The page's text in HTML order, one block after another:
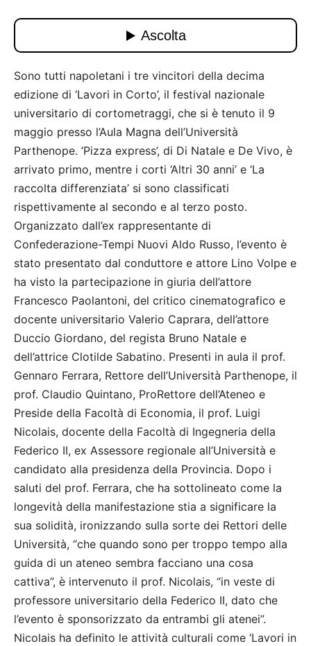
Sono tutti napoletani i tre vincitori della decima
edizione di ‘Lavori in Corto’, il festival nazionale
universitario di cortometraggi, che si è tenuto il 9
maggio presso l’Aula Magna dell’Università
Parthenope. ‘Pizza express’, di Di Natale e De Vivo, è
arrivato primo, mentre i corti ‘Altri 30 anni’ e ‘La
raccolta differenziata’ si sono classificati
rispettivamente al secondo e al terzo posto.
Organizzato dall’ex rappresentante di
Confederazione-Tempi Nuovi Aldo Russo, l’evento è
stato presentato dal conduttore e attore Lino Volpe e
ha visto la partecipazione in giuria dell’attore
Francesco Paolantoni, del critico cinematografico e
docente universitario Valerio Caprara, dell’attore
Duccio Giordano, del regista Bruno Natale e
dell’attrice Clotilde Sabatino. Presenti in aula il prof.
Gennaro Ferrara, Rettore dell’Università Parthenope, il
prof. Claudio Quintano, ProRettore dell’Ateneo e
Preside della Facoltà di Economia, il prof. Luigi
Nicolais, docente della Facoltà di Ingegneria della
Federico II, ex Assessore regionale all’Università e
candidato alla presidenza della Provincia. Dopo i
saluti del prof. Ferrara, che ha sottolineato come la
longevità della manifestazione stia a significare la
sua solidità, ironizzando sulla sorte dei Rettori delle
Università, “che quando sono per troppo tempo alla
guida di un ateneo sembra facciano una cosa
cattiva”, è intervenuto il prof. Nicolais, “in veste di
professore universitario della Federico II, dato che
l’evento è sponsorizzato da entrambi gli atenei”.
Nicolais ha definito le attività culturali come ‘Lavori in